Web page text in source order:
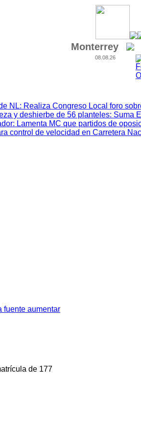
Monterrey
08.08.26
NL: Realiza Congreso Local foro
y deshierbe de 56 planteles: Suma
: Lamenta MC que partidos de
control de velocidad en Carretera
aumentar
de 177